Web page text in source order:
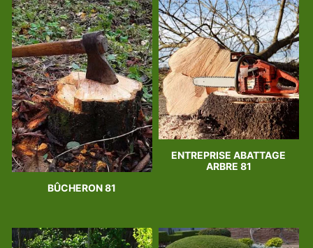
BÛCHERON 81
ENTREPRISE ABATTAGE
ARBRE 81